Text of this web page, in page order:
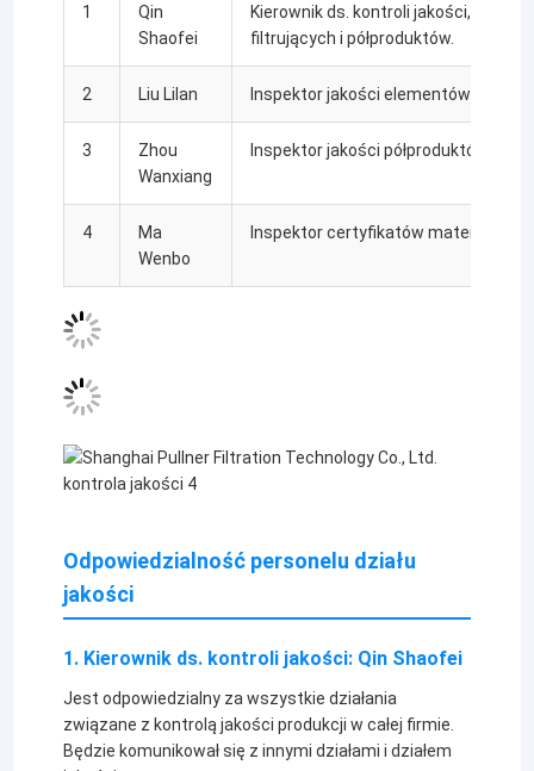
1
Qin
Shaofei
Kierownik ds. kontroli jakości,
filtrujących i półproduktów.
2 Liu Lilan Inspektor jakości elementów
3
Zhou
Wanxiang
Inspektor jakości półproduktów
4
Ma
Wenbo
Inspektor certyfikatów